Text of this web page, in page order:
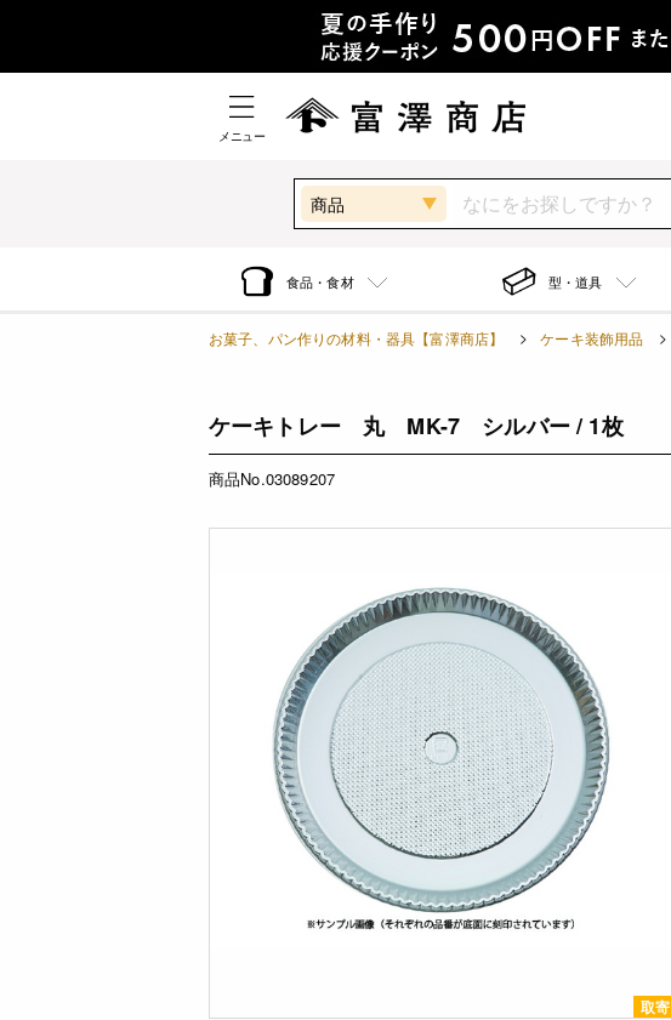
メニュー
商品
食品・食材 型・道具
お菓子、パン作りの材料・器具【富澤商店】 ケーキ装飾用品
ケーキトレー 丸 MK-7 シルバー / 1枚
商品No.03089207
取寄